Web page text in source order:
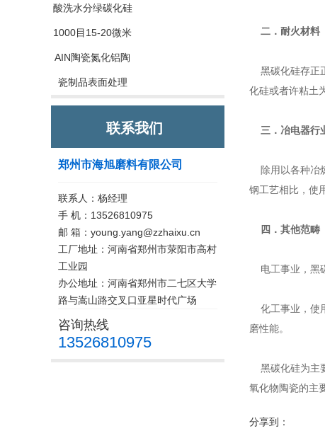
酸洗水分绿碳化硅
1000目15-20微米
AIN陶瓷氮化铝陶
瓷制品表面处理
联系我们
郑州市海旭磨料有限公司
联系人：杨经理
手 机：13526810975
邮 箱：young.yang@zzhaixu.cn
工厂地址：河南省郑州市荥阳市高村
工业园
办公地址：河南省郑州市二七区大学
路与嵩山路交叉口亚星时代广场
咨询热线
13526810975
二．耐火材料
黑碳化硅存正
化硅或者许粘土
三．冶电器行
除用以各种冶
钢工艺相比，使
四．其他范畴
电工事业，黑
化工事业，使
磨性能。
黑碳化硅为主
氧化物陶瓷的主
分享到：